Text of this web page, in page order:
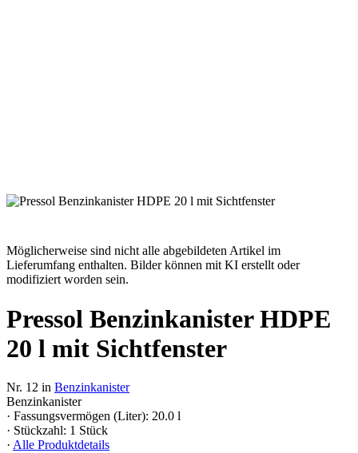
Möglicherweise sind nicht alle abgebildeten Artikel im
Lieferumfang enthalten. Bilder können mit KI erstellt oder
modifiziert worden sein.
Pressol Benzinkanister HDPE
20 l mit Sichtfenster
Nr. 12 in Benzinkanister
Benzinkanister
· Fassungsvermögen (Liter): 20.0 l
· Stückzahl: 1 Stück
· Alle Produktdetails